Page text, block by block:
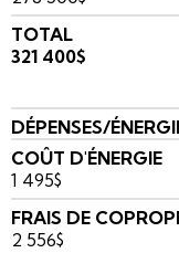
TOTAL
321 400$
DÉPENSES/
COÛT D'ÉNERGIE
1 495$
FRAIS DE
2 556$